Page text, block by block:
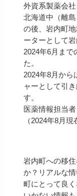
外資系製薬会
北海道中（離
の後、岩内町
ーターとして
2024年6月まで
た。
2024年8月から
ャーとして引
す。
医薬情報担当
（2024年8月現
岩内町への移
か？リアルな情
町にとって良